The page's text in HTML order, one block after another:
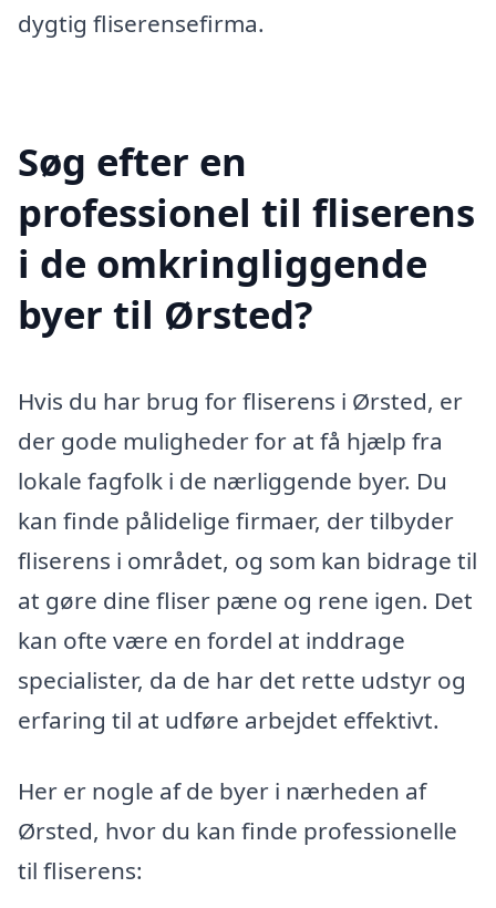
dygtig fliserensefirma.
Søg efter en
professionel til fliserens
i de omkringliggende
byer til Ørsted?
Hvis du har brug for fliserens i Ørsted, er
der gode muligheder for at få hjælp fra
lokale fagfolk i de nærliggende byer. Du
kan finde pålidelige firmaer, der tilbyder
fliserens i området, og som kan bidrage til
at gøre dine fliser pæne og rene igen. Det
kan ofte være en fordel at inddrage
specialister, da de har det rette udstyr og
erfaring til at udføre arbejdet effektivt.
Her er nogle af de byer i nærheden af
Ørsted, hvor du kan finde professionelle
til fliserens: